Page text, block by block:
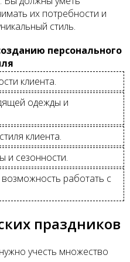
их потребности и
стиль.
персонального
клиента.
одежды и
клиента.
и сезонности.
работать с
праздников
учесть множество